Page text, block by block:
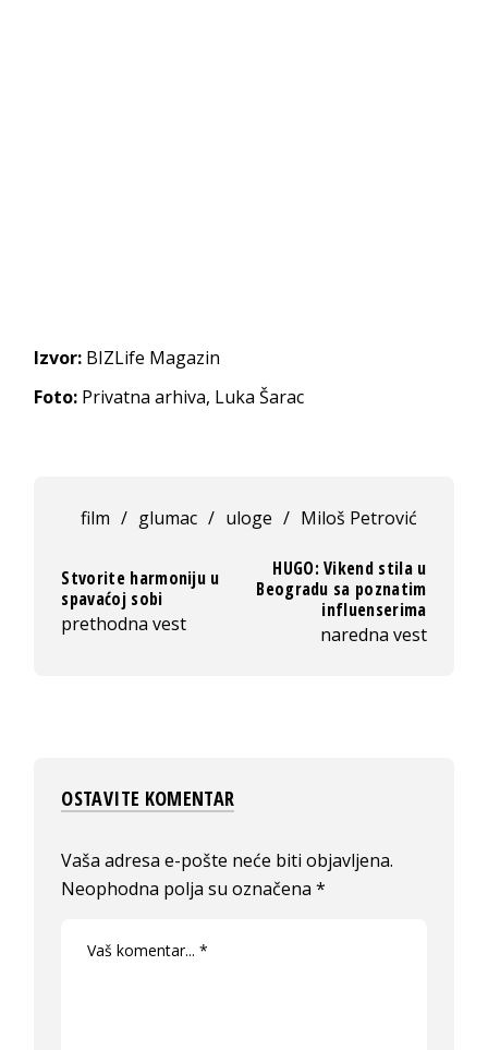
Izvor: BIZLife Magazin
Foto: Privatna arhiva, Luka Šarac
film / glumac / uloge / Miloš Petrović
Stvorite harmoniju u
spavaćoj sobi
prethodna vest
HUGO: Vikend stila u
Beogradu sa poznatim
influenserima
naredna vest
OSTAVITE KOMENTAR
Vaša adresa e-pošte neće biti objavljena.
Neophodna polja su označena*